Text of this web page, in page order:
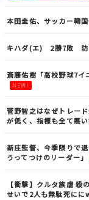
得点映像
試合結果
議論・雑談
ニュース
本田圭佑、サッカー韓
キハダ(エ) 2勝7敗 防
斎藤佑樹「高校野球7
NEW!
菅野智之はなぜトレー
が低く、指標も全て悪い
新庄監督、今季限りで
うってつけのリーダー」
【衝撃】クルタ族虐 殺
せいで2人も無駄死に